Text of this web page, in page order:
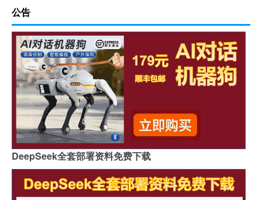
公告
DeepSeek全套部署资料免费下载